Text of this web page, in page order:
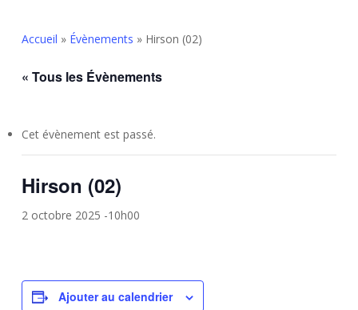
Accueil » Évènements » Hirson (02)
« Tous les Évènements
Cet évènement est passé.
Hirson (02)
2 octobre 2025 -10h00
Ajouter au calendrier